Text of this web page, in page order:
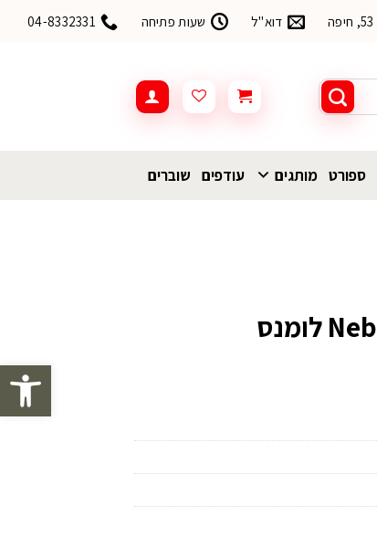
פתח
דוא"ל שעות פתיחה 04-8332331
ספורט מותגים עודפים שוברים